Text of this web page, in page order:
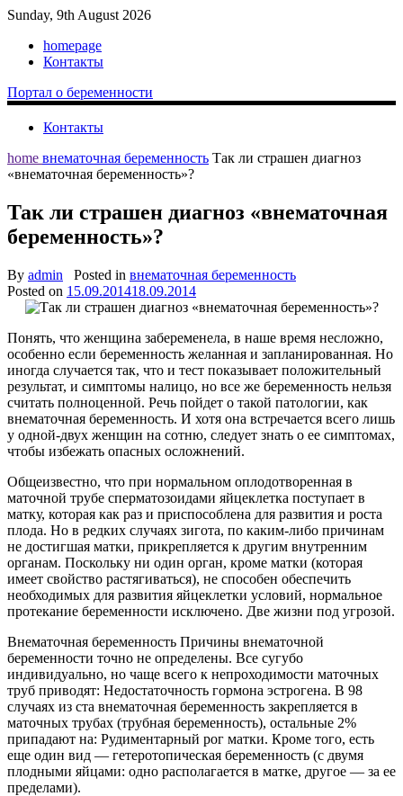
Sunday, 9th August 2026
homepage
Контакты
Портал о беременности
Контакты
home внематочная беременность Так ли страшен диагноз
«внематочная беременность»?
Так ли страшен диагноз «внематочная
беременность»?
By admin Posted in внематочная беременность
Posted on 15.09.201418.09.2014
Понять, что женщина забеременела, в наше время несложно,
особенно если беременность желанная и запланированная. Но
иногда случается так, что и тест показывает положительный
результат, и симптомы налицо, но все же беременность нельзя
считать полноценной. Речь пойдет о такой патологии, как
внематочная беременность. И хотя она встречается всего лишь
у одной-двух женщин на сотню, следует знать о ее симптомах,
чтобы избежать опасных осложнений.
Общеизвестно, что при нормальном оплодотворенная в
маточной трубе сперматозоидами яйцеклетка поступает в
матку, которая как раз и приспособлена для развития и роста
плода. Но в редких случаях зигота, по каким-либо причинам
не достигшая матки, прикрепляется к другим внутренним
органам. Поскольку ни один орган, кроме матки (которая
имеет свойство растягиваться), не способен обеспечить
необходимых для развития яйцеклетки условий, нормальное
протекание беременности исключено. Две жизни под угрозой.
Внематочная беременность Причины внематочной
беременности точно не определены. Все сугубо
индивидуально, но чаще всего к непроходимости маточных
труб приводят: Недостаточность гормона эстрогена. В 98
случаях из ста внематочная беременность закрепляется в
маточных трубах (трубная беременность), остальные 2%
припадают на: Рудиментарный рог матки. Кроме того, есть
еще один вид — гетеротопическая беременность (с двумя
плодными яйцами: одно располагается в матке, другое — за ее
пределами).